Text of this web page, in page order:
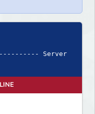
Server